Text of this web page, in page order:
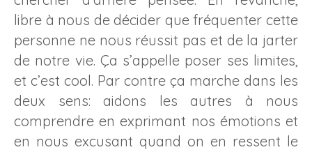
libre à nous de décider que fréquenter cette
personne ne nous réussit pas et de la jarter
de notre vie. Ça s’appelle poser ses limites,
et c’est cool. Par contre ça marche dans les
deux sens: aidons les autres à nous
comprendre en exprimant nos émotions et
en nous excusant quand on en ressent le